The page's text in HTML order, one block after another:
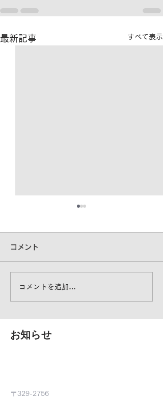
最新記事 すべて表示
大切なものを暑さから守
コメント
コメントを追加…
​お知らせ
〒329-2756